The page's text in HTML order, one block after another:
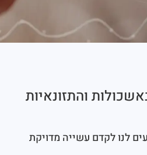
והתזונאיות
לנו לקדם עשייה מדויקת